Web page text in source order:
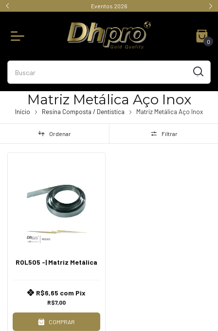
Eventos 2026
0
Matriz Metálica Aço Inox
Início Resina Composta / Dentistica Matriz Metálica Aço Inox
Ordenar Filtrar
ROL505 -| Matriz Metálica
R$7,00
R$6,65 com Pix
COMPRAR